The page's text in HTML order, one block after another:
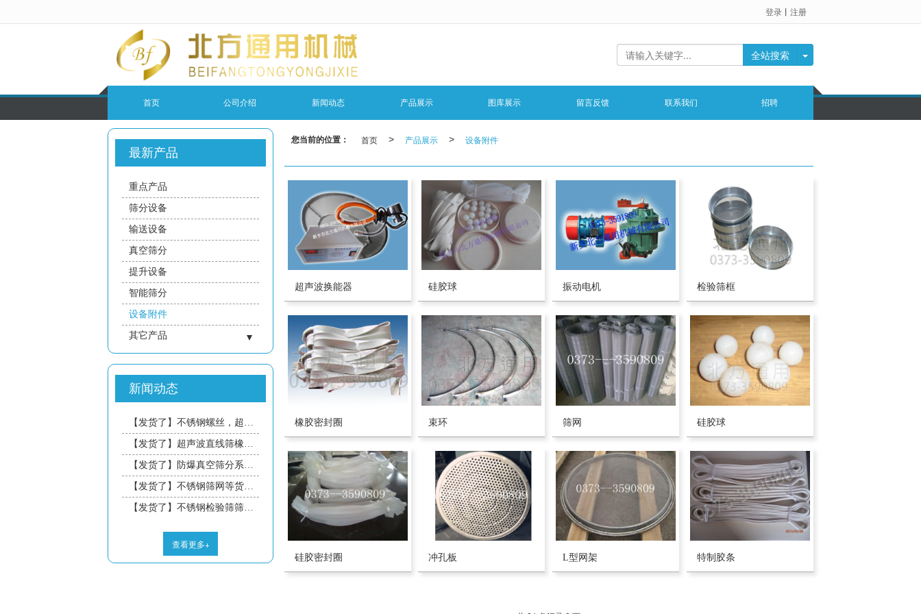
登录 丨 注册
全站搜索
首页 公司介绍 新闻动态 产品展示 图库展示 留言反馈 联系我们 招聘
您当前的位置： 首页 > 产品展示 > 设备附件
超声波换能器 硅胶球 振动电机 检验筛框
橡胶密封圈 束环 筛网 硅胶球
硅胶密封圈 冲孔板 L型网架 特制胶条
最新产品
重点产品
筛分设备
输送设备
真空筛分
提升设备
智能筛分
设备附件
其它产品
- 仓壁设备
- 成套系统
- 振动平台
- 振动电机
- 煤炭行业
- 冶金行业
新闻动态
【发货了】不锈钢螺丝，超声波换能器底座，不锈钢高密度筛网等货物今日发往浙江的沈工，广东的熊工，浙江的丁工预计三天到达，请注意接收！
【发货了】超声波直线筛橡胶密封条等货物今日发往深圳的叶工，预计三天到达，请注意接收！
【发货了】防爆真空筛分系统等货物今日发往厦门的吴工，预计三天到达，请注意接收！
【发货了】不锈钢筛网等货物今日发往中山的宋工，预计三天到达，请注意接收！
【发货了】不锈钢检验筛筛框等货物今日发往惠州的曾工，预计三天到达，请注意接收！
查看更多+